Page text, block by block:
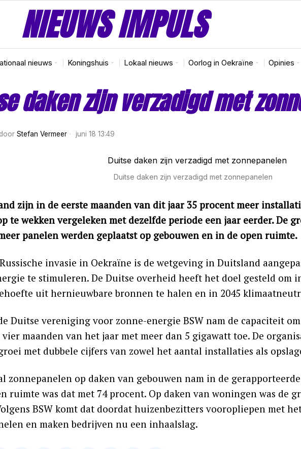
NIEUWS IMPULS
nieuws Koningshuis Lokaal nieuws Oorlog in Oekraïne Opinies
daken zijn verzadigd met
door Stefan Vermeer juni 18 13:49
Duitse daken zijn verzadigd met zonnepanelen
zijn in de eerste maanden van dit jaar 35 procent meer
te wekken vergeleken met dezelfde periode een jaar eerder. De
panelen werden geplaatst op gebouwen en in de open ruimte.
invasie in Oekraïne is de wetgeving in Duitsland
te stimuleren. De Duitse overheid heeft het doel gesteld om
uit hernieuwbare bronnen te halen en in 2045
Duitse vereniging voor zonne-energie BSW nam de capaciteit
vier maanden van het jaar met meer dan 5 gigawatt toe. De
met dubbele cijfers van zowel het aantal installaties als
zonnepanelen op daken van gebouwen nam in de
ruimte was dat met 74 procent. Op daken van woningen was de
BSW komt dat doordat huizenbezitters vooropliepen met
en maken bedrijven nu een inhaalslag.